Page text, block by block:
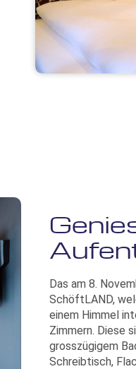
Das am 8.
SchöftLAND,
einem Himmel
Zimmern. Diese
grosszügigem
Schreibtisch,